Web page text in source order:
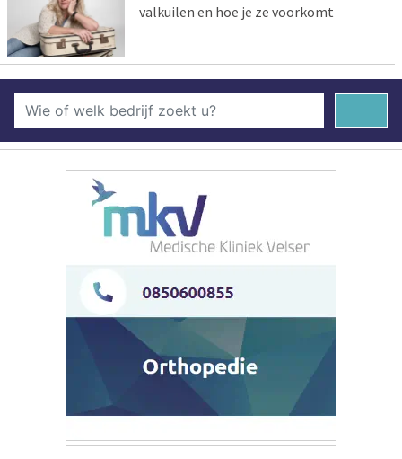
valkuilen en hoe je ze voorkomt